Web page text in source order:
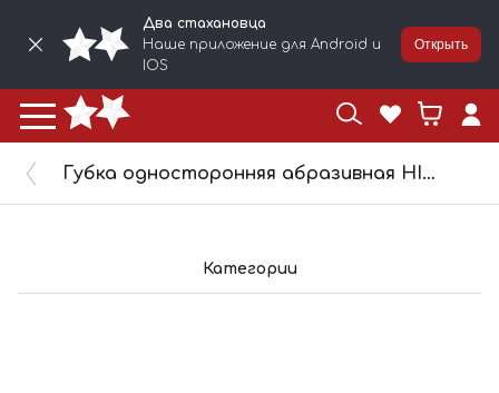
Два стахановца
Наше приложение для Android и
IOS
Открыть
Губка односторонняя абразивная HIGHFLEX P150-240 FINE 1768781
Категории